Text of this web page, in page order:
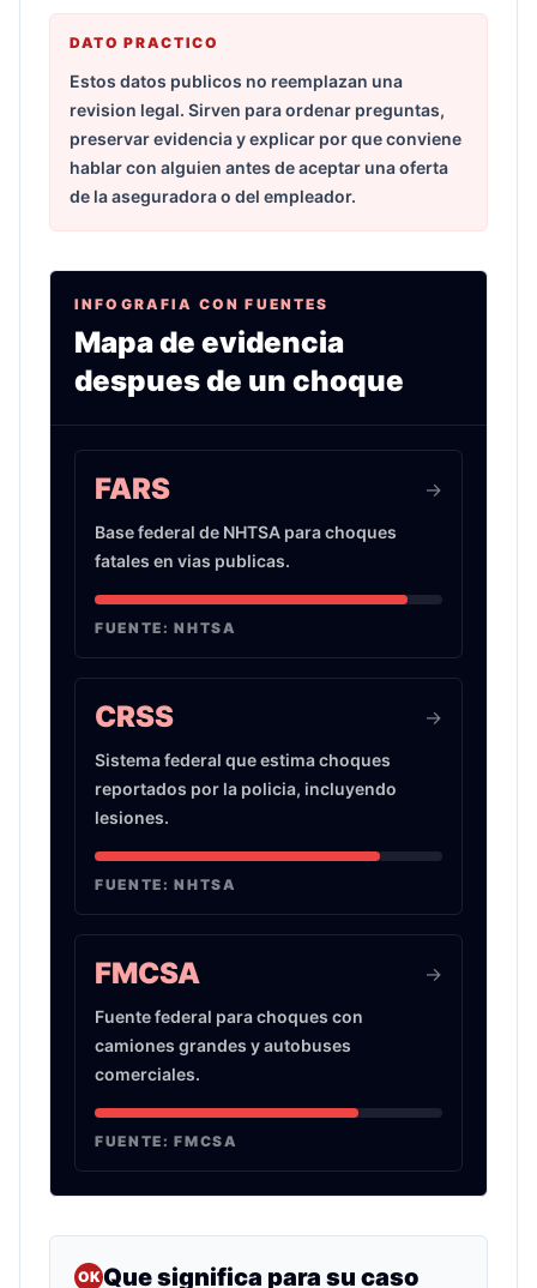
DATO PRACTICO
Estos datos publicos no reemplazan una
revision legal. Sirven para ordenar preguntas,
preservar evidencia y explicar por que conviene
hablar con alguien antes de aceptar una oferta
de la aseguradora o del empleador.
INFOGRAFIA CON FUENTES
Mapa de evidencia
despues de un choque
FARS
Base federal de NHTSA para choques
fatales en vias publicas.
->
FUENTE:NHTSA
CRSS
Sistema federal que estima choques
reportados por la policia, incluyendo
lesiones.
->
FUENTE:NHTSA
FMCSA
Fuente federal para choques con
camiones grandes y autobuses
comerciales.
->
FUENTE:FMCSA
OKQue significa para su caso